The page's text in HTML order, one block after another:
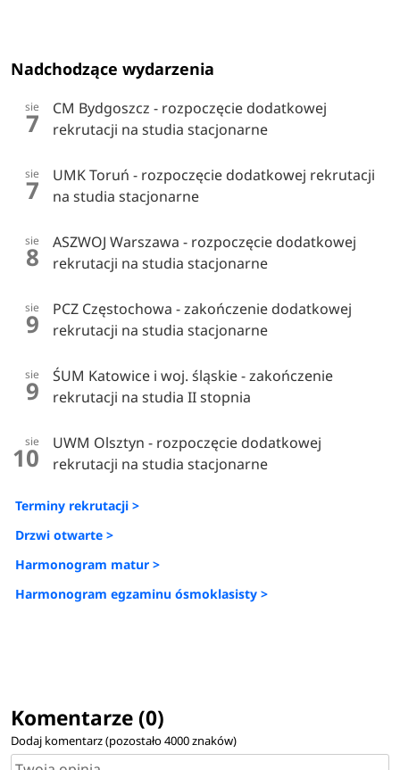
Nadchodzące wydarzenia
sie
7
CM Bydgoszcz - rozpoczęcie dodatkowej
rekrutacji na studia stacjonarne
sie
7
UMK Toruń - rozpoczęcie dodatkowej rekrutacji
na studia stacjonarne
sie
8
ASZWOJ Warszawa - rozpoczęcie dodatkowej
rekrutacji na studia stacjonarne
sie
9
PCZ Częstochowa - zakończenie dodatkowej
rekrutacji na studia stacjonarne
sie
9
ŚUM Katowice i woj. śląskie - zakończenie
rekrutacji na studia II stopnia
sie
10
UWM Olsztyn - rozpoczęcie dodatkowej
rekrutacji na studia stacjonarne
Terminy rekrutacji >
Drzwi otwarte >
Harmonogram matur >
Harmonogram egzaminu ósmoklasisty >
Komentarze (0)
Dodaj komentarz (pozostało4000znaków)